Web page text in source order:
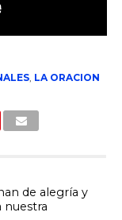
, LA ORACION
de alegría y
nuestra